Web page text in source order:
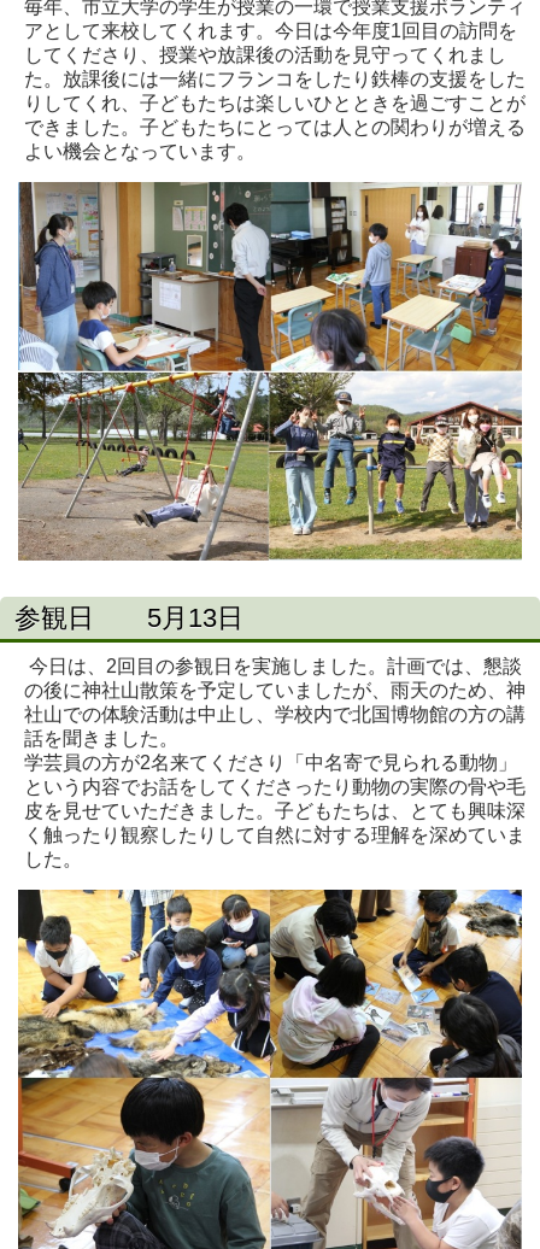
毎年、市立大学の学生が授業の一環で授業支援ボランティ
アとして来校してくれます。今日は今年度1回目の訪問を
してくださり、授業や放課後の活動を見守ってくれまし
た。放課後には一緒にフランコをしたり鉄棒の支援をした
りしてくれ、子どもたちは楽しいひとときを過ごすことが
できました。子どもたちにとっては人との関わりが増える
よい機会となっています。
参観日 5月13日
今日は、2回目の参観日を実施しました。計画では、懇談
の後に神社山散策を予定していましたが、雨天のため、神
社山での体験活動は中止し、学校内で北国博物館の方の講
話を聞きました。
学芸員の方が2名来てくださり「中名寄で見られる動物」
という内容でお話をしてくださったり動物の実際の骨や毛
皮を見せていただきました。子どもたちは、とても興味深
く触ったり観察したりして自然に対する理解を深めていま
した。